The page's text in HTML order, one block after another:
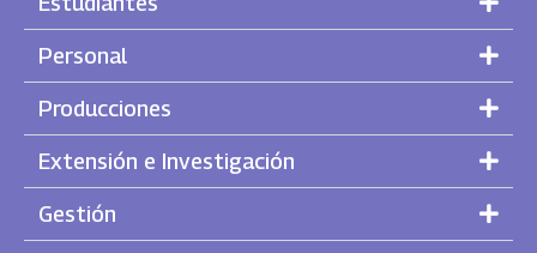
Personal
Producciones
Extensión e Investigación
Gestión